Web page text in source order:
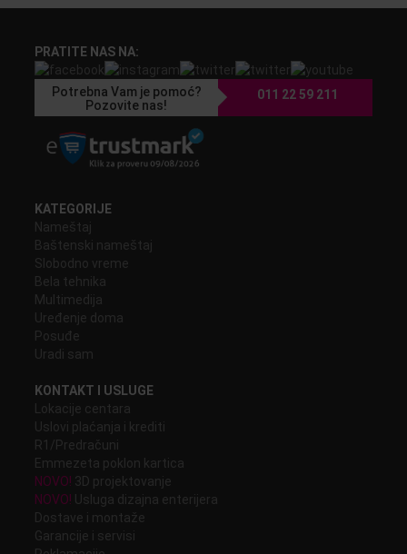
PRATITE NAS NA:
Potrebna Vam je pomoć?
Pozovite nas!
011 22 59 211
KATEGORIJE
Nameštaj
Baštenski nameštaj
Slobodno vreme
Bela tehnika
Multimedija
Uređenje doma
Posuđe
Uradi sam
KONTAKT I USLUGE
Lokacije centara
Uslovi plaćanja i krediti
R1/Predračuni
Emmezeta poklon kartica
NOVO! 3D projektovanje
NOVO! Usluga dizajna enterijera
Dostave i montaže
Garancije i servisi